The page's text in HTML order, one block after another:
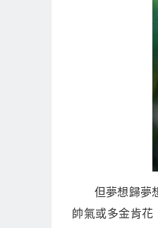
但夢想歸夢
帥氣或多金肯花